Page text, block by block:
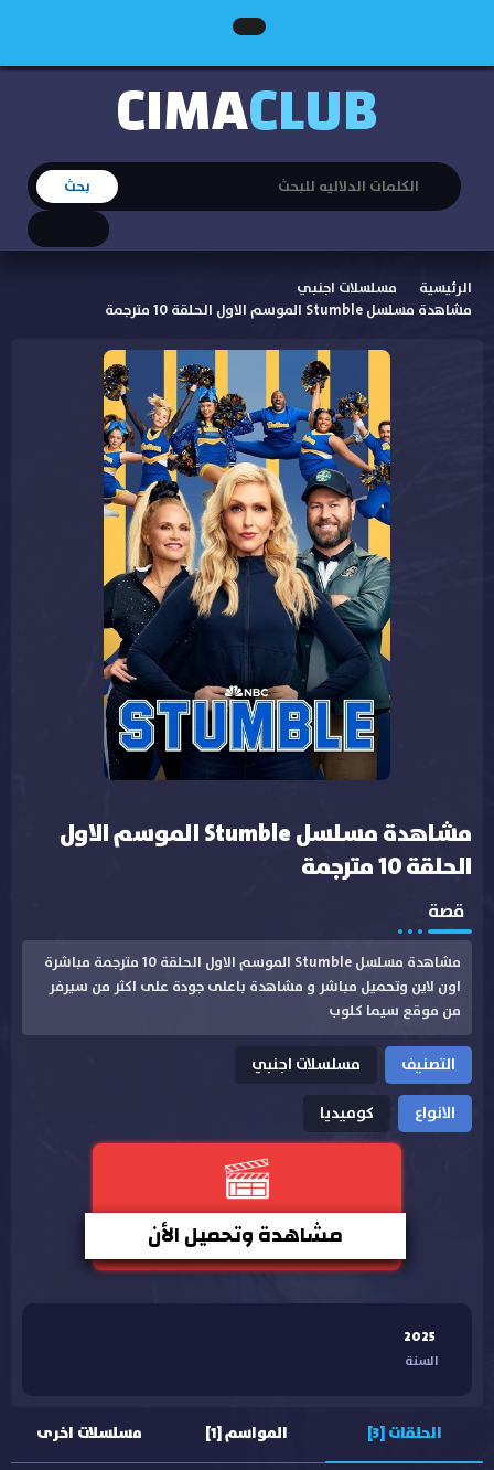
CIMACLUB
الرئيسية
مسلسلات اجنبي
مشاهدة مسلسل Stumble الموسم الاول الحلقة 10 مترجمة
مشاهدة مسلسل Stumble الموسم الاول
الحلقة 10 مترجمة
قصة
مشاهدة مسلسل Stumble الموسم الاول الحلقة 10 مترجمة مباشرة
اون لاين وتحميل مباشر و مشاهدة باعلى جودة على اكثر من سيرفر
من موقع سيما كلوب
التصنيف
مسلسلات اجنبي
الانواع
كوميديا
مشاهدة وتحميل الأن
2025
السنة
الحلقات [3] المواسم [1] مسلسلات اخرى